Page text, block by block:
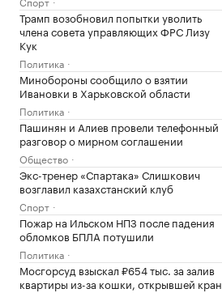
Трамп возобновил попытки уволить
члена совета управляющих ФРС Лизу
Кук
Политика
Минобороны сообщило о взятии
Ивановки в Харьковской области
Политика
Пашинян и Алиев провели телефонный
разговор о мирном соглашении
Общество
Экс-тренер «Спартака» Слишкович
возглавил казахстанский клуб
Спорт
Пожар на Ильском НПЗ после падения
обломков БПЛА потушили
Политика
Мосгорсуд взыскал ₽654 тыс. за залив
квартиры из-за кошки, открывшей кран